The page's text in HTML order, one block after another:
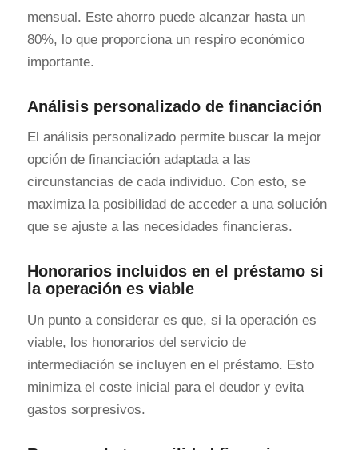
mensual. Este ahorro puede alcanzar hasta un
80%, lo que proporciona un respiro económico
importante.
Análisis personalizado de financiación
El análisis personalizado permite buscar la mejor
opción de financiación adaptada a las
circunstancias de cada individuo. Con esto, se
maximiza la posibilidad de acceder a una solución
que se ajuste a las necesidades financieras.
Honorarios incluidos en el préstamo si
la operación es viable
Un punto a considerar es que, si la operación es
viable, los honorarios del servicio de
intermediación se incluyen en el préstamo. Esto
minimiza el coste inicial para el deudor y evita
gastos sorpresivos.